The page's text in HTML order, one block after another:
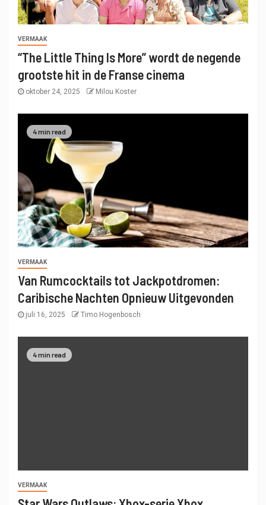
VERMAAK
“The Little Thing Is More” wordt de negende
grootste hit in de Franse cinema
oktober 24, 2025 Milou Koster
4 min read
VERMAAK
Van Rumcocktails tot Jackpotdromen:
Caribische Nachten Opnieuw Uitgevonden
juli 16, 2025 Timo Hogenbosch
4 min read
VERMAAK